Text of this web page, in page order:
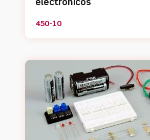
electrónicos
450-10